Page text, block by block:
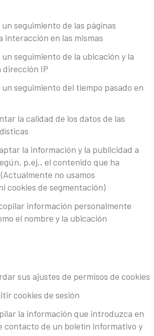
seguimiento de las páginas
interacción en las mismas
seguimiento de la ubicación y la
dirección IP
seguimiento del tiempo pasado en
la calidad de los datos de las
la información y la publicidad a
p.ej., el contenido que ha
no usamos
cookies de segmentación)
información personalmente
el nombre y la ubicación
sus ajustes de permisos de cookies
cookies de sesión
la información que introduzca en
contacto de un boletín informativo y